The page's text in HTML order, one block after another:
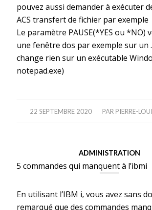
pouvez aussi demander à exécuter
ACS transfert de fichier par exemple
Le paramètre PAUSE(*YES ou *NO)
une fenêtre dos par exemple sur un
change rien sur un exécutable
notepad.exe)
22 SEPTEMBRE 2020
/ PAR PIERRE-
ADMINISTRATION
5 commandes qui manquent à l’ibmi
En utilisant l’IBM i, vous avez sans
remarqué que des commandes